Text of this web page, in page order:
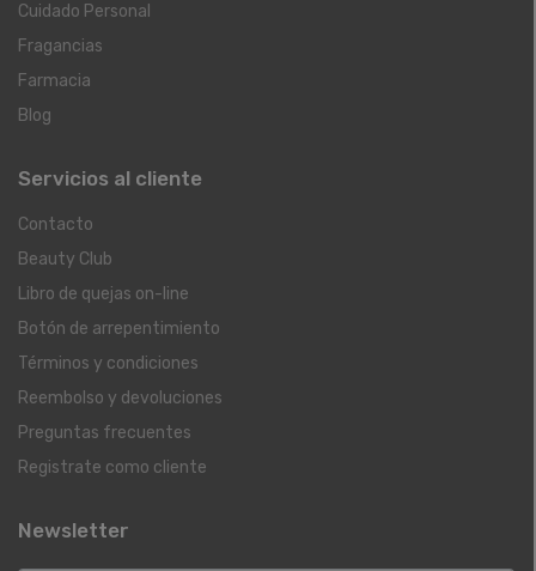
Cuidado Personal
Fragancias
Farmacia
Blog
Servicios al cliente
Contacto
Beauty Club
Libro de quejas on-line
Botón de arrepentimiento
Términos y condiciones
Reembolso y devoluciones
Preguntas frecuentes
Registrate como cliente
Newsletter